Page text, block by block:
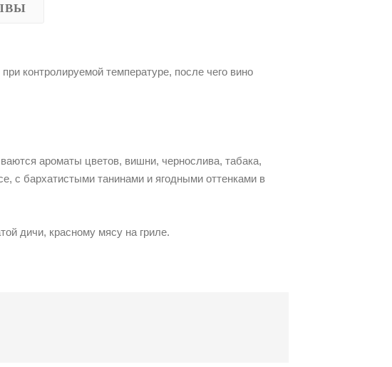
контролируемой температуре, после чего вино
ароматы цветов, вишни, чернослива, табака,
с бархатистыми танинами и ягодными оттенками в
дичи, красному мясу на гриле.